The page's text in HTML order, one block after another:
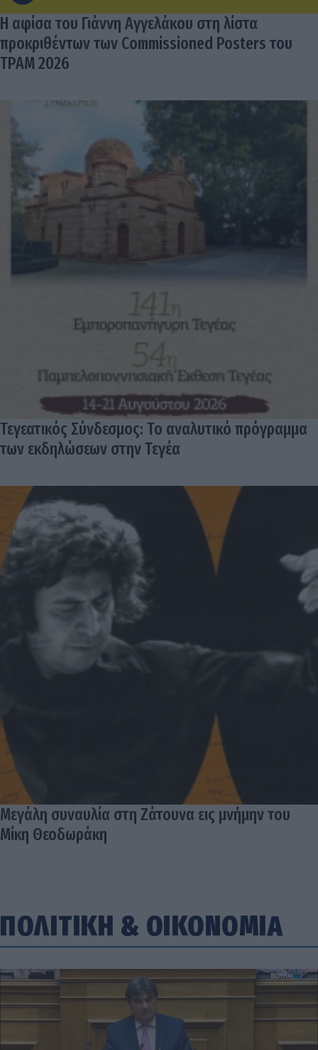
Η αφίσα του Γιάννη Αγγελάκου στη λίστα
προκριθέντων των Commissioned Posters του
TPAM 2026
Τεγεατικός Σύνδεσμος: Το αναλυτικό πρόγραμμα
των εκδηλώσεων στην Τεγέα
Μεγάλη συναυλία στη Ζάτουνα εις μνήμην του
Μίκη Θεοδωράκη
ΠΟΛΙΤΙΚΗ & ΟΙΚΟΝΟΜΙΑ